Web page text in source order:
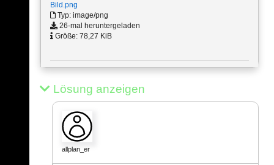
Bild.png
Typ: image/png
26-mal heruntergeladen
Größe: 78,27 KiB
Lösung anzeigen
allplan_er